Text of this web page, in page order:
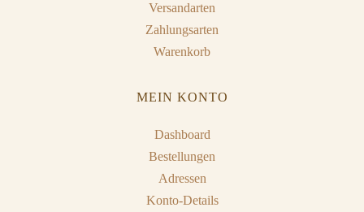
Versandarten
Zahlungsarten
Warenkorb
MEIN KONTO
Dashboard
Bestellungen
Adressen
Konto-Details